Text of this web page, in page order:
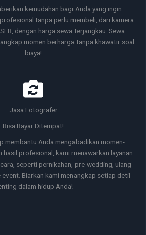
kemudahan bagi Anda yang ingin
tanpa perlu membeli, dari kamera
dengan harga sewa terjangkau. Sewa
momen berharga tanpa khawatir soal
biaya!
Jasa Fotografer
Bisa Bayar Ditempat!
membantu Anda mengabadikan momen-
hasil profesional, kami menawarkan layanan
seperti pernikahan, pre-wedding, ulang
Biarkan kami menangkap setiap detil
dalam hidup Anda!